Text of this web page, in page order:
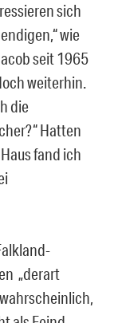
sich
wie
seit 1965
weiterhin.
die
Hatten
fand ich
„derart